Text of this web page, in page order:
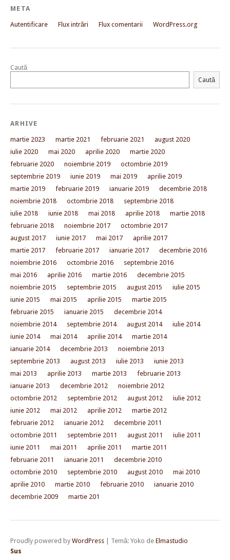
META
Autentificare Flux intrări Flux comentarii WordPress.org
Caută
Caută
ARHIVE
martie 2023 martie 2021 februarie 2021
august 2020
iulie 2020
mai 2020 aprilie 2020
martie 2020
februarie 2020
noiembrie 2019
octombrie 2019
septembrie 2019
iunie 2019 mai 2019
aprilie 2019
martie 2019
februarie 2019 ianuarie 2019
decembrie 2018
noiembrie 2018
octombrie 2018
septembrie 2018
iulie 2018
iunie 2018 mai 2018 aprilie 2018
martie 2018
februarie 2018
noiembrie 2017
octombrie 2017
august 2017
iunie 2017 mai 2017
aprilie 2017
martie 2017
februarie 2017 ianuarie 2017
decembrie 2016
noiembrie 2016
octombrie 2016
septembrie 2016
mai 2016
aprilie 2016 martie 2016
decembrie 2015
noiembrie 2015
septembrie 2015 august 2015
iulie 2015
iunie 2015
mai 2015 aprilie 2015
martie 2015
februarie 2015
ianuarie 2015
decembrie 2014
noiembrie 2014
septembrie 2014 august 2014
iulie 2014
iunie 2014
mai 2014 aprilie 2014
martie 2014
ianuarie 2014
decembrie 2013
noiembrie 2013
septembrie 2013
august 2013 iulie 2013
iunie 2013
mai 2013
aprilie 2013 martie 2013
februarie 2013
ianuarie 2013
decembrie 2012
noiembrie 2012
octombrie 2012
septembrie 2012 august 2012
iulie 2012
iunie 2012
mai 2012 aprilie 2012
martie 2012
februarie 2012
ianuarie 2012
decembrie 2011
octombrie 2011
septembrie 2011 august 2011
iulie 2011
iunie 2011
mai 2011 aprilie 2011
martie 2011
februarie 2011
ianuarie 2011
decembrie 2010
octombrie 2010
septembrie 2010 august 2010
mai 2010
aprilie 2010
martie 2010 februarie 2010
ianuarie 2010
decembrie 2009
martie 201
Proudly powered by WordPress Temă: Yoko de Elmastudio
Sus